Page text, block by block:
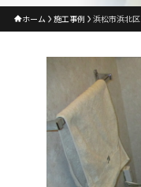
ホーム 施工事例 浜松市浜北区